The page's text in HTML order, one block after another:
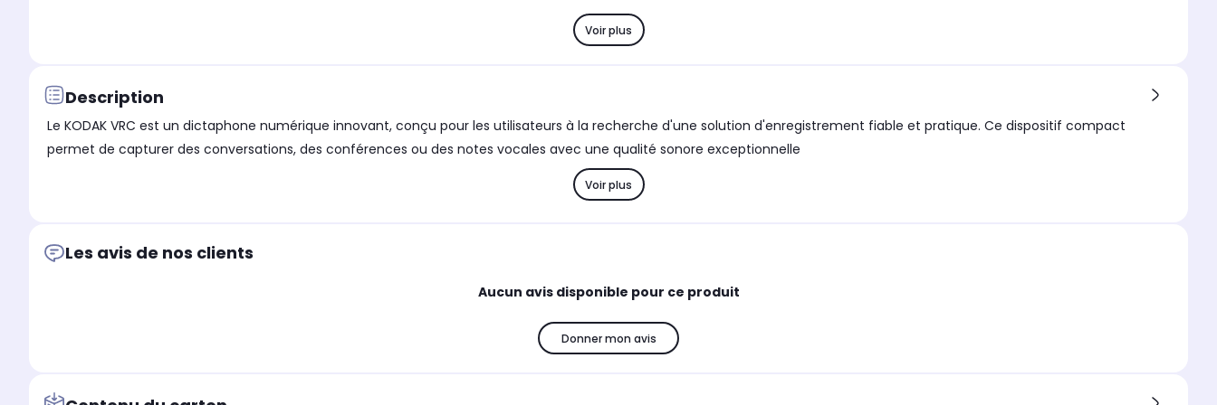
Voir plus
Description
Le KODAK VRC est un dictaphone numérique innovant, conçu pour les utilisateurs à la recherche d'une solution d'enregistrement fiable et pratique. Ce dispositif compact
permet de capturer des conversations, des conférences ou des notes vocales avec une qualité sonore exceptionnelle
Voir plus
Les avis de nos clients
Aucun avis disponible pour ce produit
Donner mon avis